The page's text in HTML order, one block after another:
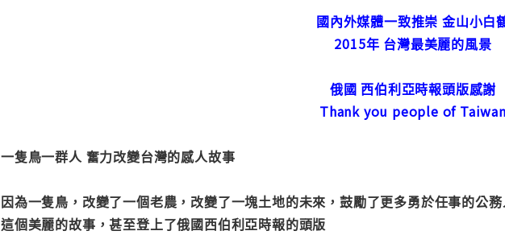
國內外媒體一致推崇 金山小白
2015年 台灣最美麗的風景
俄國 西伯利亞時報頭版感謝
Thank you people of
一隻鳥一群人 奮力改變台灣的感人故事
因為一隻鳥，改變了一個老農，改變了一塊土地的未來，鼓勵了更多勇於任事的公
這個美麗的故事，甚至登上了俄國西伯利亞時報的頭版